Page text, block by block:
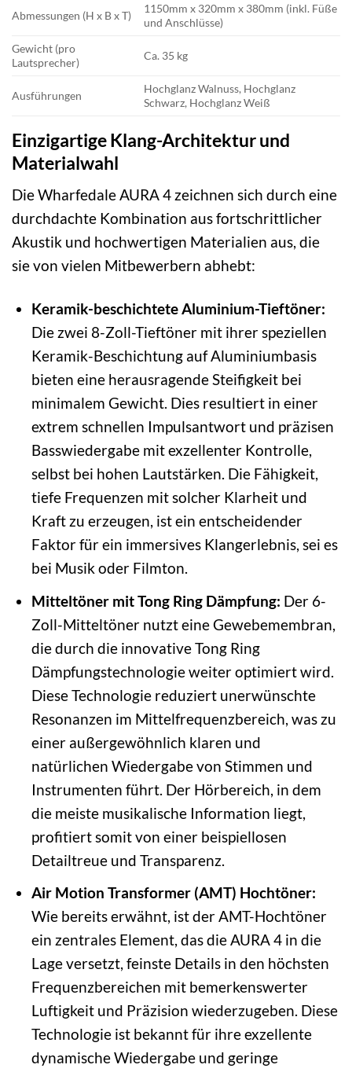
Abmessungen (H x B x T)
1150mm x 320mm x 380mm (inkl. Füße
und Anschlüsse)
Gewicht (pro
Lautsprecher)
Ca. 35 kg
Ausführungen
Hochglanz Walnuss, Hochglanz
Schwarz, Hochglanz Weiß
Einzigartige Klang-Architektur und
Materialwahl
Die Wharfedale AURA 4 zeichnen sich durch eine
durchdachte Kombination aus fortschrittlicher
Akustik und hochwertigen Materialien aus, die
sie von vielen Mitbewerbern abhebt:
Keramik-beschichtete Aluminium-Tieftöner:
Die zwei 8-Zoll-Tieftöner mit ihrer speziellen
Keramik-Beschichtung auf Aluminiumbasis
bieten eine herausragende Steifigkeit bei
minimalem Gewicht. Dies resultiert in einer
extrem schnellen Impulsantwort und präzisen
Basswiedergabe mit exzellenter Kontrolle,
selbst bei hohen Lautstärken. Die Fähigkeit,
tiefe Frequenzen mit solcher Klarheit und
Kraft zu erzeugen, ist ein entscheidender
Faktor für ein immersives Klangerlebnis, sei es
bei Musik oder Filmton.
Mitteltöner mit Tong Ring Dämpfung: Der 6-
Zoll-Mitteltöner nutzt eine Gewebemembran,
die durch die innovative Tong Ring
Dämpfungstechnologie weiter optimiert wird.
Diese Technologie reduziert unerwünschte
Resonanzen im Mittelfrequenzbereich, was zu
einer außergewöhnlich klaren und
natürlichen Wiedergabe von Stimmen und
Instrumenten führt. Der Hörbereich, in dem
die meiste musikalische Information liegt,
profitiert somit von einer beispiellosen
Detailtreue und Transparenz.
Air Motion Transformer (AMT) Hochtöner:
Wie bereits erwähnt, ist der AMT-Hochtöner
ein zentrales Element, das die AURA 4 in die
Lage versetzt, feinste Details in den höchsten
Frequenzbereichen mit bemerkenswerter
Luftigkeit und Präzision wiederzugeben. Diese
Technologie ist bekannt für ihre exzellente
dynamische Wiedergabe und geringe